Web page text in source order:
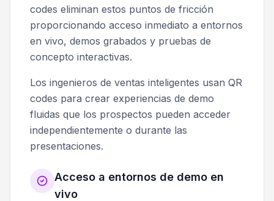
codes eliminan estos puntos de fricción
proporcionando acceso inmediato a entornos
en vivo, demos grabados y pruebas de
concepto interactivas.
Los ingenieros de ventas inteligentes usan QR
codes para crear experiencias de demo
fluidas que los prospectos pueden acceder
independientemente o durante las
presentaciones.
Acceso a entornos de demo en
vivo